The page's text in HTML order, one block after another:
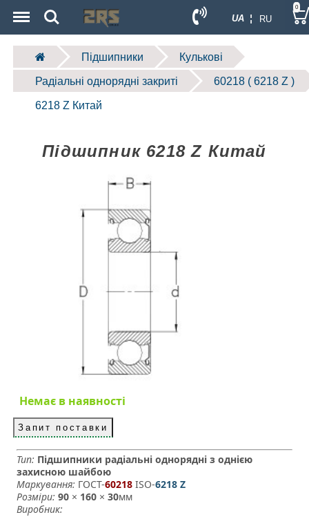
UA ¦ RU
Search 0
Підшипники Кулькові
Радіальні однорядні закриті 60218 ( 6218 Z )
6218 Z Китай
Підшипник 6218 Z Китай
Немає в наявності
Запит поставки
Тип: Підшипники радіальні однорядні з однією
захисною шайбою
Маркування: ГОСТ-60218 ­ ISO-6218 Z
Розміри: 90 × 160 ×30мм
Виробник: